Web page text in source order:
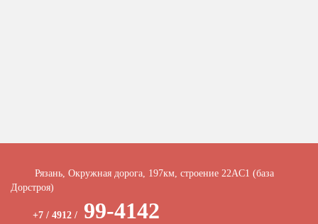
Рязань, Окружная дорога, 197км, строение 22АC1 (база
Дорстроя)
+7 / 4912 / 99-4142